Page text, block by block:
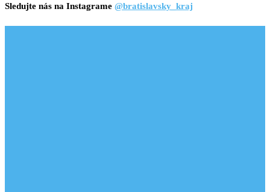
Sledujte nás na Instagrame @bratislavsky_kraj